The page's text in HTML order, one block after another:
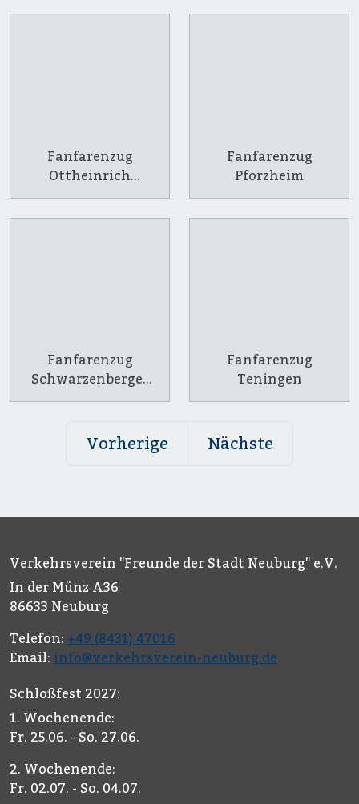
Fanfarenzug
Ottheinrich
Neuburg an der
Donau
Fanfarenzug
Pforzheim
Fanfarenzug
Schwarzenberger
Herolde Waldkirch
Fanfarenzug
Teningen
Vorherige Nächste
Verkehrsverein "Freunde der Stadt Neuburg" e.V.
In der Münz A36
86633 Neuburg
Telefon: +49 (8431) 47016
Email: info@verkehrsverein-neuburg.de
Schloßfest 2027:
1. Wochenende:
Fr. 25.06. - So. 27.06.
2. Wochenende:
Fr. 02.07. - So. 04.07.